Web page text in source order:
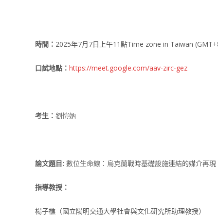
時間： 2025年7月7日上午11點Time zone in Taiwan
口試地點： https://meet.google.com/aav-zirc-gez
考生： 劉愷妠
論文題目: 數位生命線：烏克蘭戰時基礎設施連結的媒介再現
指導教授：
楊子樵（國立陽明交通大學社會與文化研究所助理教授）